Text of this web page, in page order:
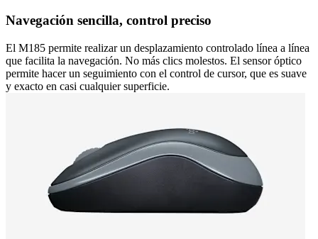
Navegación sencilla, control preciso
El M185 permite realizar un desplazamiento controlado línea a línea
que facilita la navegación. No más clics molestos. El sensor óptico
permite hacer un seguimiento con el control de cursor, que es suave
y exacto en casi cualquier superficie.